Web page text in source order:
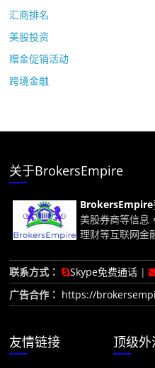
汇商排名
美股投资
赠金促销活动
跨境金融
关于BrokersEmpire
BrokersEmpire
美股券商等信息
理财等互联网金
联系方式： Skype免费通话 |
广告合作： https://
友情链接 顶级外